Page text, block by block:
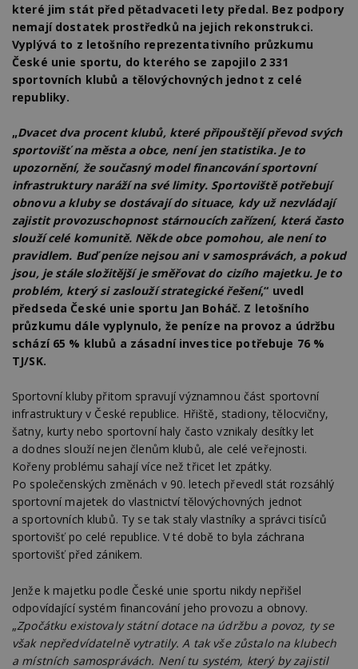
které jim stát před pětadvaceti lety předal. Bez podpory
nemají dostatek prostředků na jejich rekonstrukci.
Vyplývá to z letošního reprezentativního průzkumu
České unie sportu, do kterého se zapojilo 2 331
sportovních klubů a tělovýchovných jednot z celé
republiky.
„Dvacet dva procent klubů, které připouštějí převod svých
sportovišť na města a obce, není jen statistika. Je to
upozornění, že současný model financování sportovní
infrastruktury naráží na své limity. Sportoviště potřebují
obnovu a kluby se dostávají do situace, kdy už nezvládají
zajistit provozuschopnost stárnoucích zařízení, která často
slouží celé komunitě. Někde obce pomohou, ale není to
pravidlem. Buď peníze nejsou ani v samosprávách, a pokud
jsou, je stále složitější je směřovat do cizího majetku. Je to
problém, který si zaslouží strategické řešení,“ uvedl
předseda České unie sportu Jan Boháč. Z letošního
průzkumu dále vyplynulo, že peníze na provoz a údržbu
schází 65 % klubů a zásadní investice potřebuje 76 %
TJ/SK.
Sportovní kluby přitom spravují významnou část sportovní
infrastruktury v České republice. Hřiště, stadiony, tělocvičny,
šatny, kurty nebo sportovní haly často vznikaly desítky let
a dodnes slouží nejen členům klubů, ale celé veřejnosti.
Kořeny problému sahají více než třicet let zpátky.
Po společenských změnách v 90. letech převedl stát rozsáhlý
sportovní majetek do vlastnictví tělovýchovných jednot
a sportovních klubů. Ty se tak staly vlastníky a správci tisíců
sportovišť po celé republice. V té době to byla záchrana
sportovišť před zánikem.
Jenže k majetku podle České unie sportu nikdy nepřišel
odpovídající systém financování jeho provozu a obnovy.
„Zpočátku existovaly státní dotace na údržbu a povoz, ty se
však nepředvídatelně vytratily. A tak vše zůstalo na klubech
a místních samosprávách. Není tu systém, který by zajistil